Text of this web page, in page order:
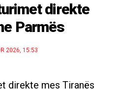
direkte
Parmës
2026, 15:53